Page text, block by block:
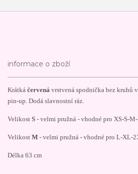
informace o zboží
Krátká červená vrstvená spodnička bez kruhů
pin-up. Dodá slavnostní ráz.
Velikost S - velmi pružná - vhodné pro XS-S-
Velikost M - velmi pružná - vhodné pro L-XL-
Délka 63 cm